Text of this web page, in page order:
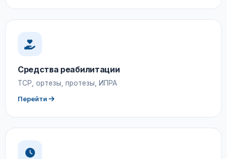
Средства реабилитации
ТСР, ортезы, протезы, ИПРА
Перейти